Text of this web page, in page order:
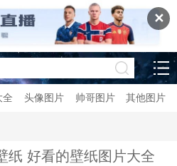
✕
全 头像图片 帅哥图片 其他图片
纸 好看的壁纸图片大全